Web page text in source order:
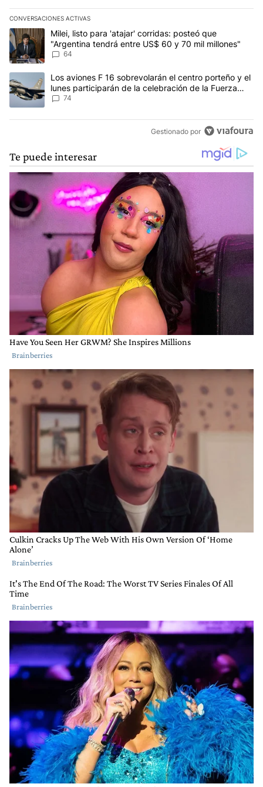
CONVERSACIONES ACTIVAS
Este listado muestra los artículos con más comentarios en los
Un artículo de tendencia con el título "Milei, listo para 'atajar'
Milei, listo para 'atajar' corridas: posteó que
"Argentina tendrá entre US$ 60 y 70 mil millones"
64
Un artículo de tendencia con el título "Los aviones F 16
Los aviones F 16 sobrevolarán el centro porteño y el
lunes participarán de la celebración de la Fuerza
Aérea
74
Gestionado por